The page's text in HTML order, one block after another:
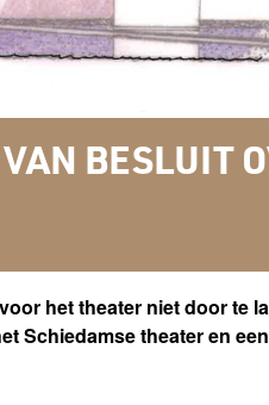
BESLUIT
het theater niet door te
Schiedamse theater en